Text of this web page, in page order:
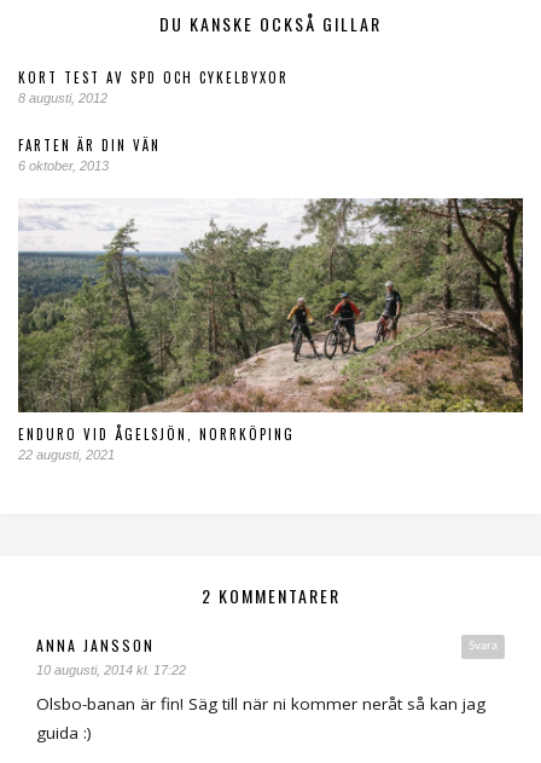
DU KANSKE OCKSÅ GILLAR
KORT TEST AV SPD OCH CYKELBYXOR
8 augusti, 2012
FARTEN ÄR DIN VÄN
6 oktober, 2013
ENDURO VID ÅGELSJÖN, NORRKÖPING
22 augusti, 2021
2 KOMMENTARER
Svara
ANNA JANSSON
10 augusti, 2014 kl. 17:22
Olsbo-banan är fin! Säg till när ni kommer neråt så kan jag
guida :)